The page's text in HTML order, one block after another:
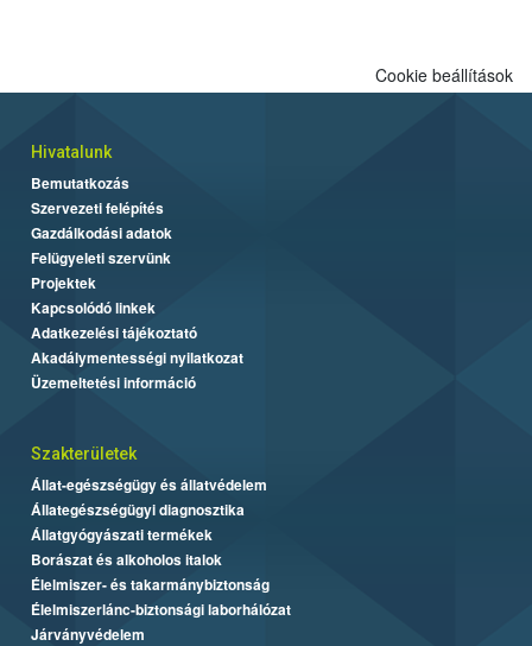
Cookie beállítások
Hivatalunk
Bemutatkozás
Szervezeti felépítés
Gazdálkodási adatok
Felügyeleti szervünk
Projektek
Kapcsolódó linkek
Adatkezelési tájékoztató
Akadálymentességi nyilatkozat
Üzemeltetési információ
Szakterületek
Állat-egészségügy és állatvédelem
Állategészségügyi diagnosztika
Állatgyógyászati termékek
Borászat és alkoholos italok
Élelmiszer- és takarmánybiztonság
Élelmiszerlánc-biztonsági laborhálózat
Járványvédelem